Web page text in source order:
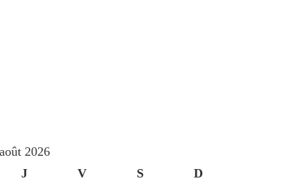
août 2026
J V S
D